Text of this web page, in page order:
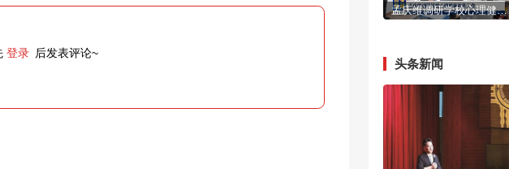
登录 后发表评论~
孟庆维调研学校心理健康教育工作
头条新闻